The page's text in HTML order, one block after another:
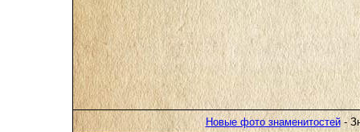
Новые фото знаменитостей-